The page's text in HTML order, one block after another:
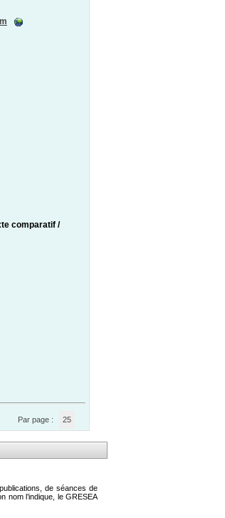
comparatif /
Par page : 25
de séances de
nom l’indique, le GRESEA